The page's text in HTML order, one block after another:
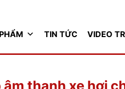
TIN TỨC VIDEO
thanh xe hơi